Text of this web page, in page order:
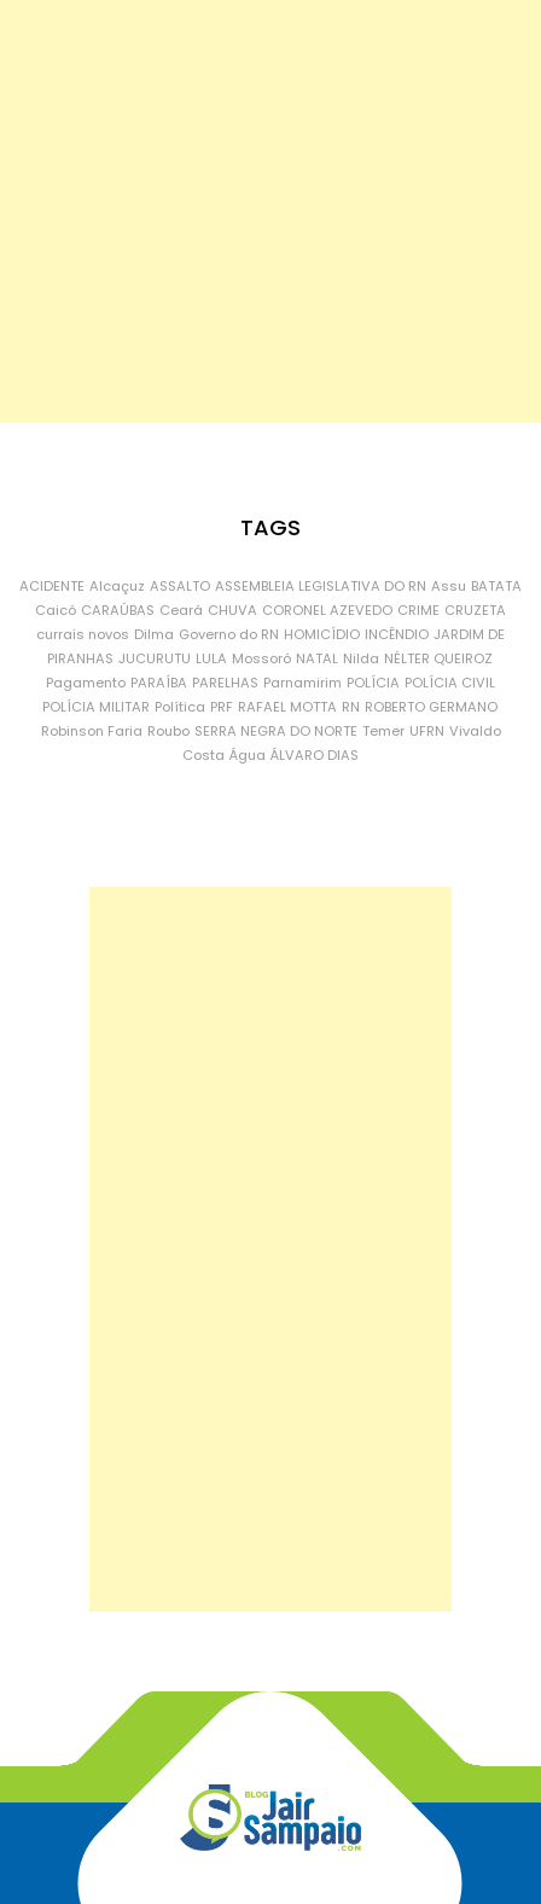
TAGS
ACIDENTE Alcaçuz ASSALTO ASSEMBLEIA LEGISLATIVA DO RN Assu BATATA
Caicó CARAÚBAS Ceará CHUVA CORONEL AZEVEDO CRIME CRUZETA
currais novos Dilma Governo do RN HOMICÍDIO INCÊNDIO JARDIM DE
PIRANHAS JUCURUTU LULA Mossoró NATAL Nilda NÉLTER QUEIROZ
Pagamento PARAÍBA PARELHAS Parnamirim POLÍCIA POLÍCIA CIVIL
POLÍCIA MILITAR Política PRF RAFAEL MOTTA RN ROBERTO GERMANO
Robinson Faria Roubo SERRA NEGRA DO NORTE Temer UFRN Vivaldo
Costa Água ÁLVARO DIAS